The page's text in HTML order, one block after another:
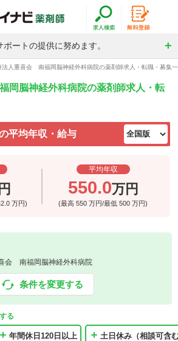
ートの提供に努めます。
法人重喜会 南福岡脳神経外科病院の薬剤師求人・転職・募集
岡脳神経外科病院の薬剤師求人・転
平均年収・給与
万円)
平均年収
550.0万円
(最高550万円/最低500万円)
会 南福岡脳神経外科病院
条件を変更する
る
年間休日120日以上 土日休み（相談可含